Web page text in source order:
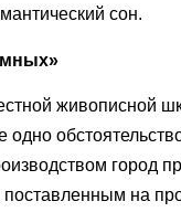
сон.
живописной
город
поставленным на